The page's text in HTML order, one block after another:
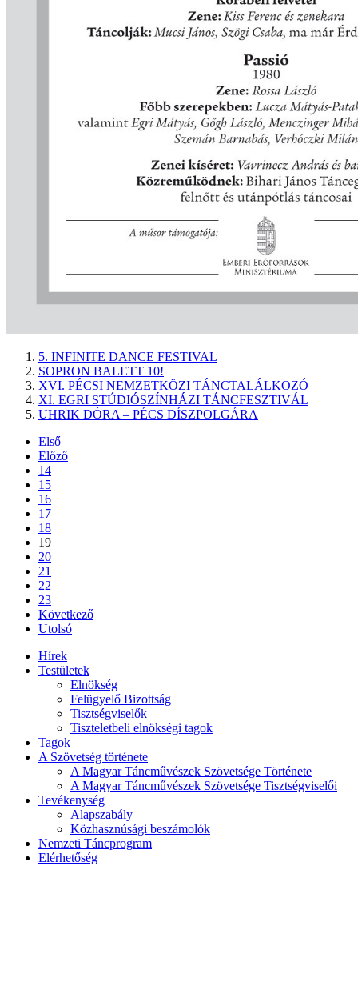
5. INFINITE DANCE FESTIVAL
SOPRON BALETT 10!
XVI. PÉCSI NEMZETKÖZI TÁNCTALÁLKOZÓ
XI. EGRI STÚDIÓSZÍNHÁZI TÁNCFESZTIVÁL
UHRIK DÓRA – PÉCS DÍSZPOLGÁRA
Első
Előző
14
15
16
17
18
19
20
21
22
23
Következő
Utolsó
Hírek
Testületek
Elnökség
Felügyelő Bizottság
Tisztségviselők
Tiszteletbeli elnökségi tagok
Tagok
A Szövetség története
A Magyar Táncművészek Szövetsége Története
A Magyar Táncművészek Szövetsége Tisztségviselői
Tevékenység
Alapszabály
Közhasznúsági beszámolók
Nemzeti Táncprogram
Elérhetőség